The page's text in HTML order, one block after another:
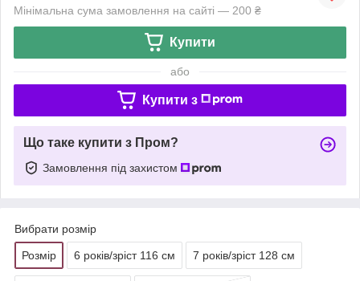
Мінімальна сума замовлення на сайті — 200 ₴
Купити
або
Купити з
Що таке купити з Пром?
Замовлення під захистом
Вибрати розмір
Розмір 6 років/зріст 116 см 7 років/зріст 128 см